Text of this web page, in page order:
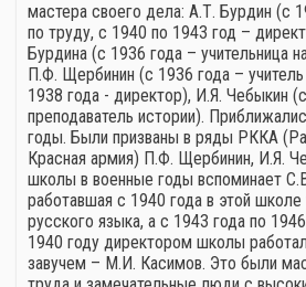
мастера своего дела: А.Т. Бурдин (с
по труду, с 1940 по 1943 год –
Бурдина (с 1936 года – учительница
П.Ф. Щербинин (с 1936 года – учитель
1938 года - директор), И.Я. Чебыкин
преподаватель истории).
годы. Были призваны в ряды РККА
Красная армия) П.Ф. Щербинин, И.Я.
школы в военные годы вспоминает
работавшая с 1940 года в этой школе
русского языка, а с 1943 года по
1940 году директором школы
завучем – М.И. Касимов. Это были